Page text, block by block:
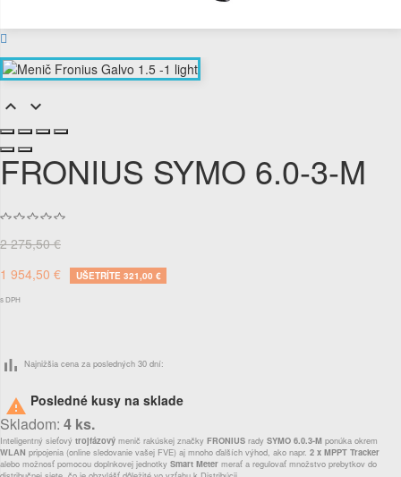
 
FRONIUS SYMO 6.0-3-M
2 275,50 €
1 954,50 €
UŠETRÍTE 321,00 €
s DPH
bar_chart Najnižšia cena za posledných 30 dní:
 Posledné kusy na sklade
Skladom: 4 ks.
Inteligentný sieťový trojfázový menič rakúskej značky FRONIUS rady SYMO 6.0.3-M ponúka okrem
WLAN pripojenia (online sledovanie vašej FVE) aj mnoho ďalších výhod, ako napr. 2 x MPPT Tracker
alebo možnosť pomocou doplnkovej jednotky Smart Meter merať a regulovať množstvo prebytkov do